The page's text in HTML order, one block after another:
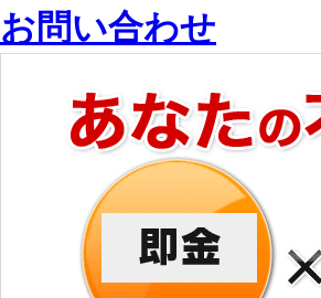
お問い合わせ